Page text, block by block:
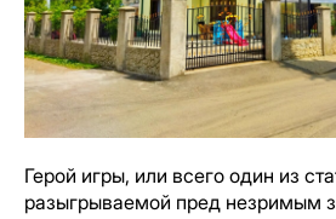
Герой игры, или всего один из
разыгрываемой пред незримым